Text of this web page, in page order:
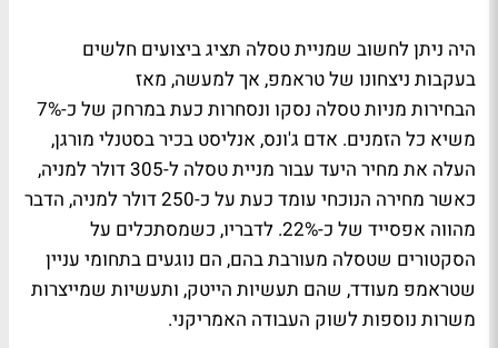
היה ניתן לחשוב שמניית טסלה תציג ביצועים חלשים
בעקבות ניצחונו של טראמפ, אך למעשה, מאז
הבחירות מניות טסלה נסקו ונסחרות כעת במרחק של כ-7%
משיא כל הזמנים. אדם ג'ונס, אנליסט בכיר בסטנלי מורגן,
העלה את מחיר היעד עבור מניית טסלה ל-305 דולר למניה,
כאשר מחירה הנוכחי עומד כעת על כ-250 דולר למניה, הדבר
מהווה אפסייד של כ-22%. לדבריו, כשמסתכלים על
הסקטורים שטסלה מעורבת בהם, הם נוגעים בתחומי עניין
שטראמפ מעודד, שהם תעשיות הייטק, ותעשיות שמייצרות
משרות נוספות לשוק העבודה האמריקני.